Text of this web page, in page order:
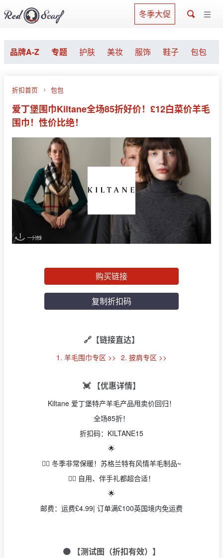
冬季大促
品牌A-Z 专题 护肤 美妆 服饰 鞋子 包包
折扣首页 包包
爱丁堡围巾Kiltane全场85折好价！£12白菜价羊毛
围巾！性价比绝！
购买链接
复制折扣码
🔗【链接直达】
1. 羊毛围巾专区 >> 2. 披肩专区 >>
💓 【优惠详情】
Kiltane 爱丁堡特产羊毛产品甩卖价回归！
全场85折！
折扣码：KILTANE15
🌟
👉🏻 冬季非常保暖！苏格兰特有风情羊毛制品~
👉🏻 自用、伴手礼都超合适！
🌟
邮费：运费£4.99| 订单满£100英国境内免运费
🟠 【测试图（折扣有效）】